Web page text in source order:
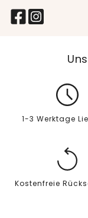
1-3 Werktage
Kostenfreie